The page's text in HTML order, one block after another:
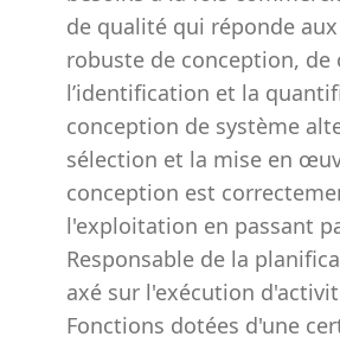
de qualité qui réponde
robuste de conception,
l’identification et la
conception de système
sélection et la mise en
conception est
l'exploitation en passant
Responsable de la
axé sur l'exécution
Fonctions dotées d'une